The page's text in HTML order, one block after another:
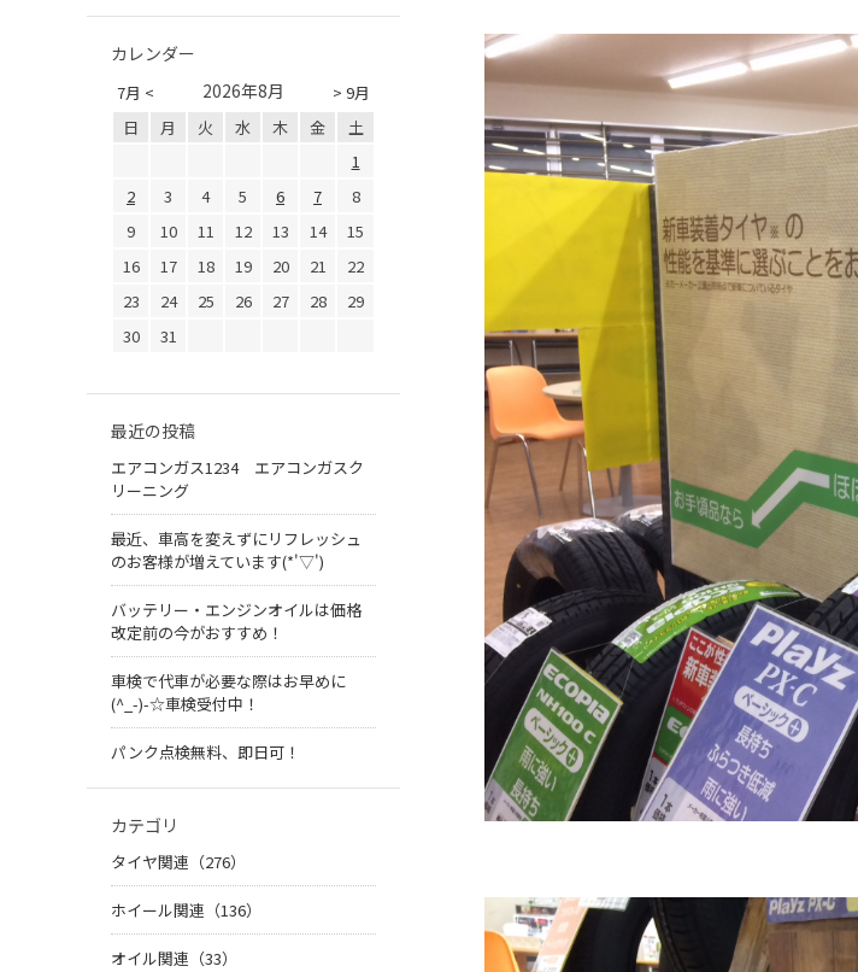
カレンダー
7月 < > 9月
2026年8月
日 月 火 水 木 金
土
1
2
3 4 5 6 7
8
9
10 11 12 13 14
15
16
17 18 19 20 21
22
23
24 25 26 27 28
29
30
31
最近の投稿
エアコンガス1234 エアコンガスク
リーニング
最近、車高を変えずにリフレッシュ
のお客様が増えています(*'▽')
バッテリー・エンジンオイルは価格
改定前の今がおすすめ！
車検で代車が必要な際はお早めに
(^_-)-☆車検受付中！
パンク点検無料、即日可！
カテゴリ
タイヤ関連（276）
ホイール関連（136）
オイル関連（33）